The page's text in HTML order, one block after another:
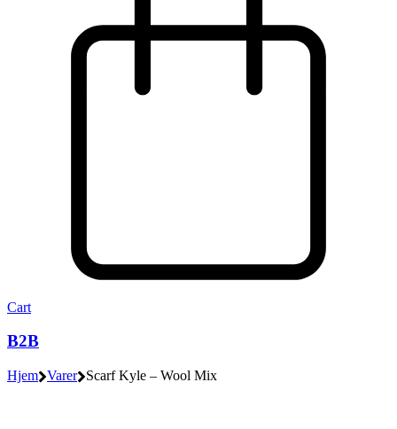
Cart
B2B
Hjem Varer Scarf Kyle – Wool Mix